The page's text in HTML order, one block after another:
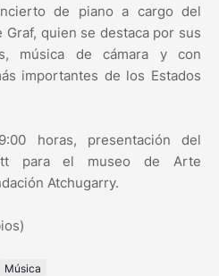
de piano a cargo del
quien se destaca por sus
música de cámara y con
importantes de los Estados
horas, presentación del
para el museo de Arte
Atchugarry.
Música